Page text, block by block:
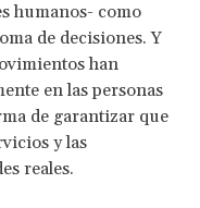
humanos- como
de decisiones. Y
han
en las personas
de garantizar que
y las
reales.